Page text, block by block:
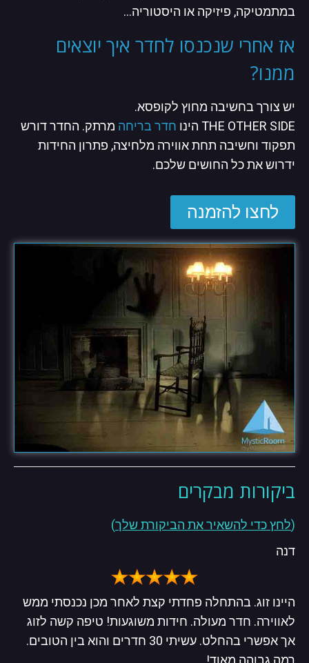
במתמטיקה, פיזיקה או היסטוריה…
אז אחרי שנכנסו לחדר איך יוצאים
ממנו?
יש צורך בחשיבה מחוץ לקופסא.
THE OTHER SIDE הינו
חדר בריחה מרתק. החדר דורש
תפקוד וחשיבה תחת אווירה מלחיצה, פתרון החידות
ידרוש את כל החושים שלכם.
לחצו להזמנה
ביקורות מבקרים
(לחץ כדי להשאיר את הביקורת שלך)
דנה
היינו זוג. בהתחלה פחדתי קצת לאחר מכן נכנסתי ממש
לאווירה. חדר מעולה. חידות משוגעות! טיפה קשה לזוג
אך אפשרי בהחלט. עשיתי 30 חדרים והוא בין הטובים.
רמה גבוהה מאוד!